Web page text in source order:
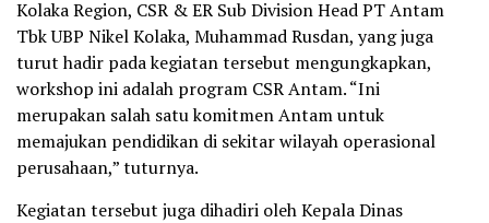
Kolaka Region, CSR & ER Sub Division Head PT Antam
Tbk UBP Nikel Kolaka, Muhammad Rusdan, yang juga
turut hadir pada kegiatan tersebut mengungkapkan,
workshop ini adalah program CSR Antam. “Ini
merupakan salah satu komitmen Antam untuk
memajukan pendidikan di sekitar wilayah operasional
perusahaan,” tuturnya.
Kegiatan tersebut juga dihadiri oleh Kepala Dinas